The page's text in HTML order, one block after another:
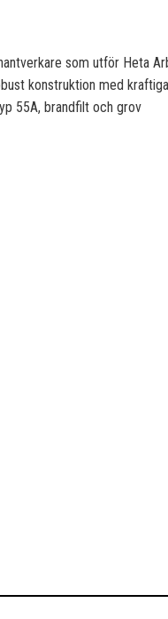
som utför Heta
konstruktion med
55A, brandfilt och grov